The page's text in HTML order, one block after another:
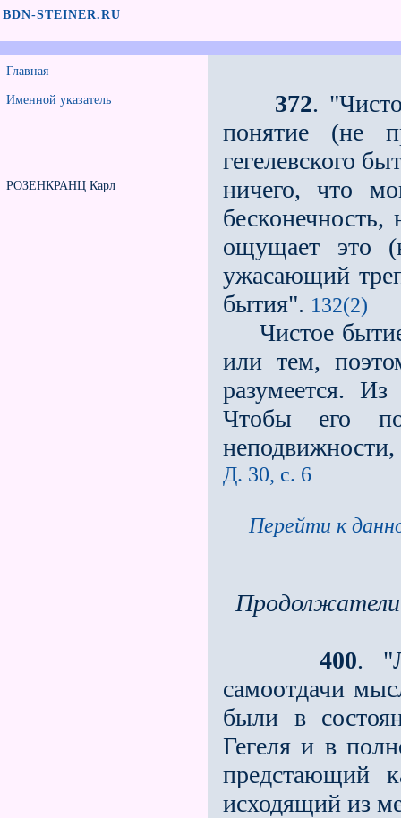
BDN-STEINER.RU
Главная
Именной указатель
РОЗЕНКРАНЦ Карл
372.
понятие (не
гегелевского
ничего, что
ощущает это
ужасающий
бытия". 132(2)
Чистое бытие
или тем,
разумеется.
Чтобы его
Д. 30, с. 6
Перейти к
Продолжатели
400.
самоотдачи
были в
Гегеля и в
предстающий
исходящий из